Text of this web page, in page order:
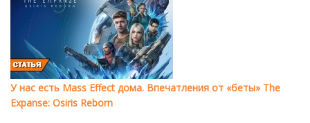
У нас есть Mass Effect дома. Впечатления от «беты» The
Expanse: Osiris Reborn